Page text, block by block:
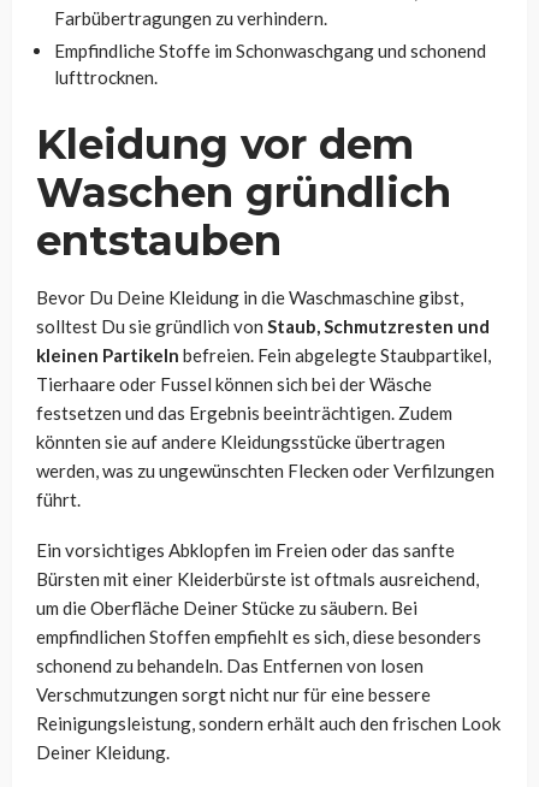
Farbübertragungen zu verhindern.
Empfindliche Stoffe im Schonwaschgang und schonend
lufttrocknen.
Kleidung vor dem
Waschen gründlich
entstauben
Bevor Du Deine Kleidung in die Waschmaschine gibst,
solltest Du sie gründlich von Staub, Schmutzresten und
kleinen Partikeln befreien. Fein abgelegte Staubpartikel,
Tierhaare oder Fussel können sich bei der Wäsche
festsetzen und das Ergebnis beeinträchtigen. Zudem
könnten sie auf andere Kleidungsstücke übertragen
werden, was zu ungewünschten Flecken oder Verfilzungen
führt.
Ein vorsichtiges Abklopfen im Freien oder das sanfte
Bürsten mit einer Kleiderbürste ist oftmals ausreichend,
um die Oberfläche Deiner Stücke zu säubern. Bei
empfindlichen Stoffen empfiehlt es sich, diese besonders
schonend zu behandeln. Das Entfernen von losen
Verschmutzungen sorgt nicht nur für eine bessere
Reinigungsleistung, sondern erhält auch den frischen Look
Deiner Kleidung.